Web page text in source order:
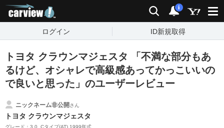
検索 通知
i
ログイン ID新規取得
トヨタ クラウンマジェスタ 「不満な部分もあ
るけど、オシャレで高級感あってかっこいいの
で良いと思った」のユーザーレビュー
ニックネーム非公開さん
トヨタ クラウンマジェスタ
グレード：3.0_Cタイプ(AT) 1999年式